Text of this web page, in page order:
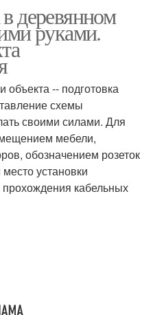
деревянном
руками.
-- подготовка
схемы
своими силами. Для
мебели,
обозначением розеток
установки
прохождения кабельных